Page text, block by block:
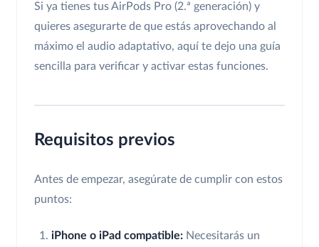
Si ya tienes tus AirPods Pro (2.ª generación) y
quieres asegurarte de que estás aprovechando al
máximo el audio adaptativo, aquí te dejo una guía
sencilla para verificar y activar estas funciones.
Requisitos previos
Antes de empezar, asegúrate de cumplir con estos
puntos:
iPhone o iPad compatible: Necesitarás un